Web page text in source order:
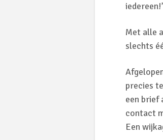
Met alle
slechts
precies
een brief
contact
Een